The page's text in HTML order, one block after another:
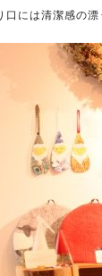
口には清潔感の漂